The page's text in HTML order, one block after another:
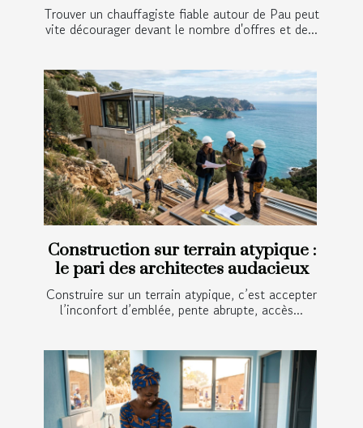
Trouver un chauffagiste fiable autour de Pau peut
vite décourager devant le nombre d'offres et de...
Construction sur terrain atypique :
le pari des architectes audacieux
Construire sur un terrain atypique, c’est accepter
l’inconfort d’emblée, pente abrupte, accès...